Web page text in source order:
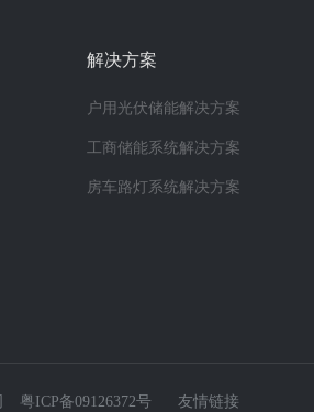
解决方案
户用光伏储能解决方案
工商储能系统解决方案
房车路灯系统解决方案
粤ICP备09126372号 友情链接